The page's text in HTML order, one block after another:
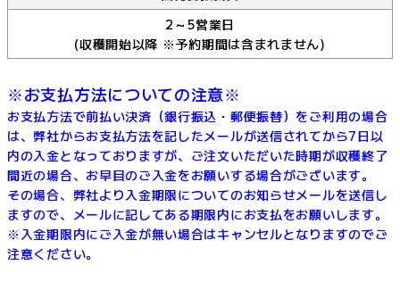
2～5営業日
(収穫開始以降 ※予約期間は含まれません)
※お支払方法についての注意※
お支払方法で前払い決済（銀行振込・郵便振替）をご利用の場合
は、弊社からお支払方法を記したメールが送信されてから7日以
内の入金となっておりますが、ご注文いただいた時期が収穫終了
間近の場合、お早目のご入金をお願いする場合がございます。
その場合、弊社より入金期限についてのお知らせメールを送信し
ますので、メールに記してある期限内にお支払をお願いします。
※入金期限内にご入金が無い場合はキャンセルとなりますのでご
注意ください。